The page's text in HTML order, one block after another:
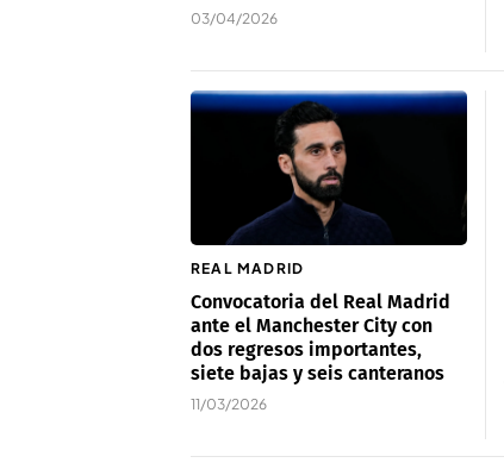
03/04/2026
REAL MADRID
Convocatoria del Real Madrid
ante el Manchester City con
dos regresos importantes,
siete bajas y seis canteranos
11/03/2026